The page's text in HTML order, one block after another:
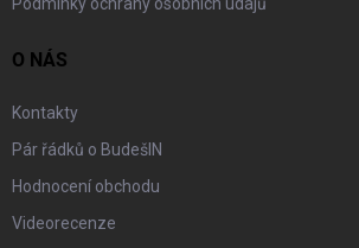
Podmínky ochrany osobních údajů
O NÁS
Kontakty
Pár řádků o BudešIN
Hodnocení obchodu
Videorecenze